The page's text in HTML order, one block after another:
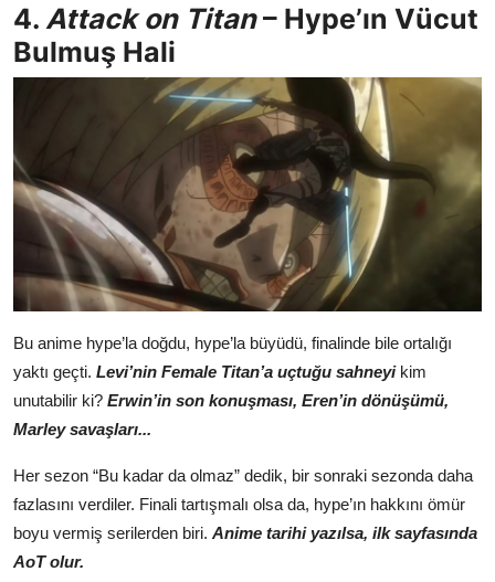
4. Attack on Titan– Hype’ın Vücut
Bulmuş Hali
Bu anime hype’la doğdu, hype’la büyüdü, finalinde bile ortalığı
yaktı geçti. Levi’nin Female Titan’a uçtuğu sahneyikim
unutabilir ki? Erwin’in son konuşması, Eren’in dönüşümü,
Marley savaşları...
Her sezon “Bu kadar da olmaz” dedik, bir sonraki sezonda daha
fazlasını verdiler. Finali tartışmalı olsa da, hype’ın hakkını ömür
boyu vermiş serilerden biri. Anime tarihi yazılsa, ilk sayfasında
AoT olur.